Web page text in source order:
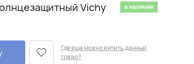
Vichy в наличии
Где еще можно купить данный
товар?